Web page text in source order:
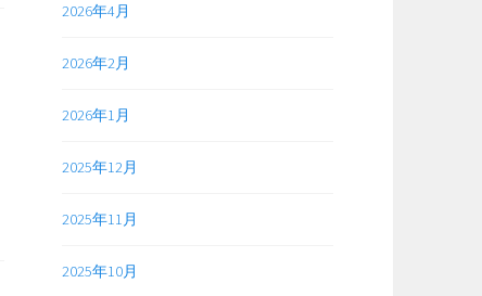
2026年4月
2026年2月
2026年1月
2025年12月
2025年11月
2025年10月